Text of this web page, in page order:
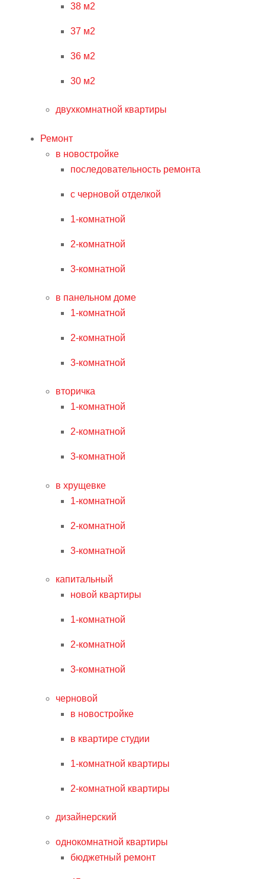
38 м2
37 м2
36 м2
30 м2
двухкомнатной квартиры
Ремонт
в новостройке
последовательность ремонта
с черновой отделкой
1-комнатной
2-комнатной
3-комнатной
в панельном доме
1-комнатной
2-комнатной
3-комнатной
вторичка
1-комнатной
2-комнатной
3-комнатной
в хрущевке
1-комнатной
2-комнатной
3-комнатной
капитальный
новой квартиры
1-комнатной
2-комнатной
3-комнатной
черновой
в новостройке
в квартире студии
1-комнатной квартиры
2-комнатной квартиры
дизайнерский
однокомнатной квартиры
бюджетный ремонт